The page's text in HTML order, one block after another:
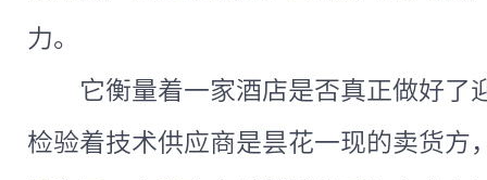
力。
它衡量着一家酒店是否真正做好了
检验着技术供应商是昙花一现的卖货方